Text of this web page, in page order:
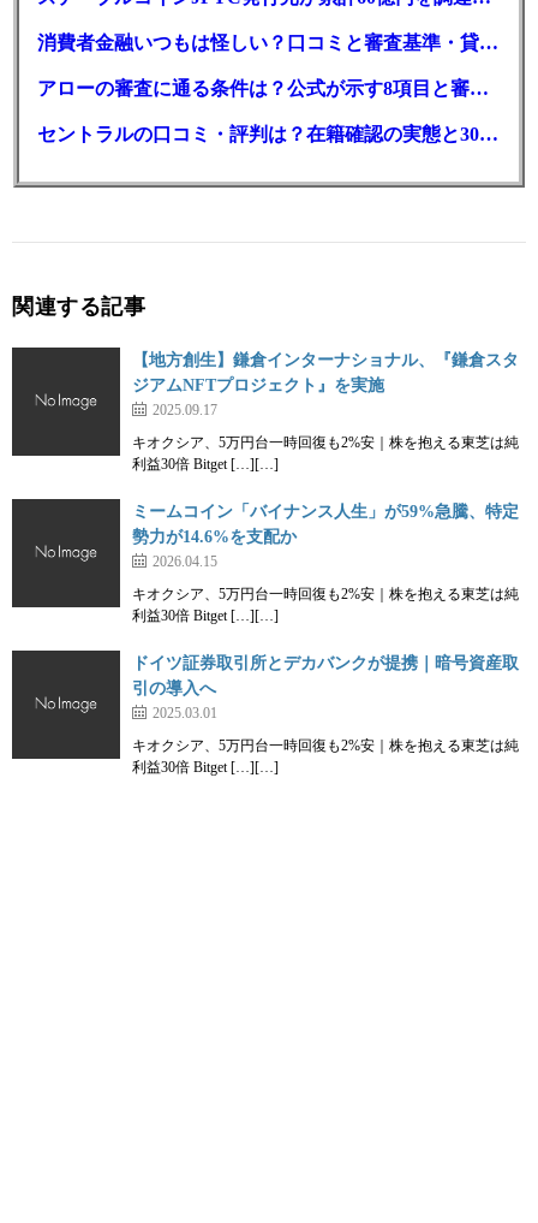
消費者金融いつもは怪しい？口コミと審査基準・貸付条件を調査
アローの審査に通る条件は？公式が示す8項目と審査時間
セントラルの口コミ・評判は？在籍確認の実態と30日金利0円の落とし穴
関連する記事
【地方創生】鎌倉インターナショナル、『鎌倉スタ
ジアムNFTプロジェクト』を実施
2025.09.17
キオクシア、5万円台一時回復も2%安｜株を抱える東芝は純
利益30倍 Bitget […][…]
ミームコイン「バイナンス人生」が59%急騰、特定
勢力が14.6%を支配か
2026.04.15
キオクシア、5万円台一時回復も2%安｜株を抱える東芝は純
利益30倍 Bitget […][…]
ドイツ証券取引所とデカバンクが提携｜暗号資産取
引の導入へ
2025.03.01
キオクシア、5万円台一時回復も2%安｜株を抱える東芝は純
利益30倍 Bitget […][…]